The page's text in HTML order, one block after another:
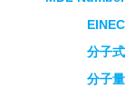
EINEC
分子式
分子量